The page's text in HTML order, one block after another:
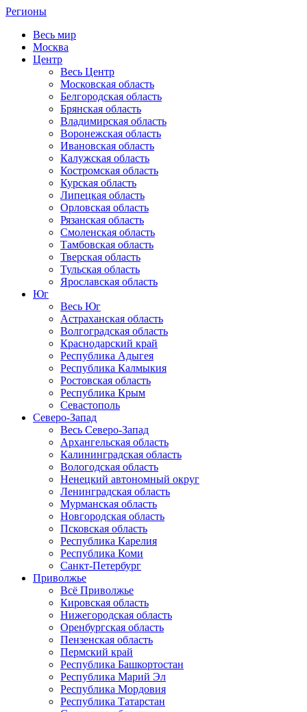
Регионы
Весь мир
Москва
Центр
Весь Центр
Московская область
Белгородская область
Брянская область
Владимирская область
Воронежская область
Ивановская область
Калужская область
Костромская область
Курская область
Липецкая область
Орловская область
Рязанская область
Смоленская область
Тамбовская область
Тверская область
Тульская область
Ярославская область
Юг
Весь Юг
Астраханская область
Волгоградская область
Краснодарский край
Республика Адыгея
Республика Калмыкия
Ростовская область
Республика Крым
Севастополь
Северо-Запад
Весь Северо-Запад
Архангельская область
Калининградская область
Вологодская область
Ненецкий автономный округ
Ленинградская область
Мурманская область
Новгородская область
Псковская область
Республика Карелия
Республика Коми
Санкт-Петербург
Приволжье
Всё Приволжье
Кировская область
Нижегородская область
Оренбургская область
Пензенская область
Пермский край
Республика Башкортостан
Республика Марий Эл
Республика Мордовия
Республика Татарстан